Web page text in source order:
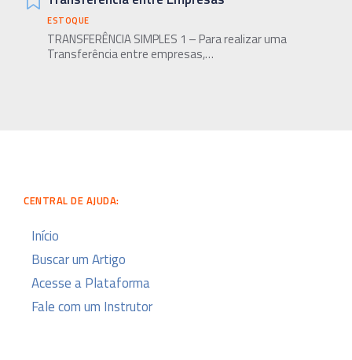
ESTOQUE
TRANSFERÊNCIA SIMPLES 1 – Para realizar uma
Transferência entre empresas,…
CENTRAL DE AJUDA:
Início
Buscar um Artigo
Acesse a Plataforma
Fale com um Instrutor